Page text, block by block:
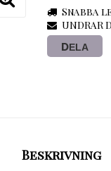
Snabba
DELA
Beskrivning